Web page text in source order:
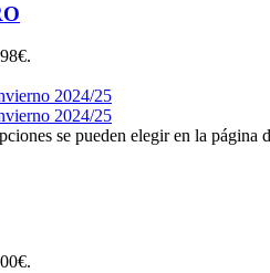
se pueden elegir en la página